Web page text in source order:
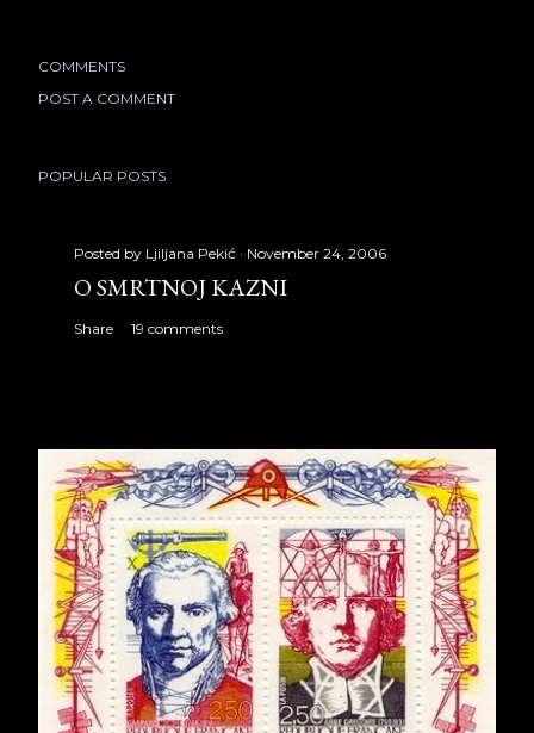
COMMENTS
POST A COMMENT
POPULAR POSTS
Posted by Ljiljana Pekić November 24, 2006
O SMRTNOJ KAZNI
Share 19 comments